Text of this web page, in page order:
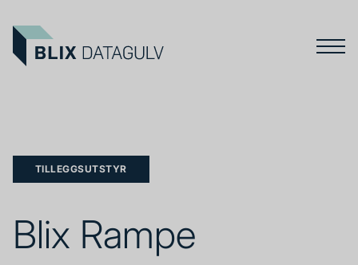
TILLEGGSUTSTYR
Blix Rampe